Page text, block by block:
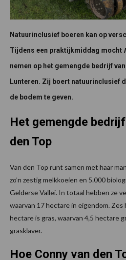
Natuurinclusief boeren kan op
Tijdens een praktijkmiddag mocht
nemen op het gemengde bedrijf
Lunteren. Zij boert natuurinclusief
de bodem te geven.
Het gemengde
den Top
Van den Top runt samen met haar
zo’n zestig melkkoeien en 5.000
Gelderse Vallei. In totaal hebben ze
waarvan 17 hectare in eigendom. Zes
hectare is gras, waarvan 4,5 hectare
grasklaver.
Hoe Conny van den